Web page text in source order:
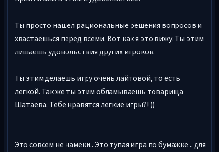
Ты просто нашел рациональные решения вопросов и
хвастаешься перед всеми. Вот как я это вижу. Ты этим
лишаешь удовольствия других игроков.
Ты этим делаешь игру очень лайтовой, то есть
легкой. Так же ты этим обламываешь товарища
Шатаева. Тебе нравятся легкие игры?! ))
Это совсем не намеки.. Это тупая игра по бумажке .. для